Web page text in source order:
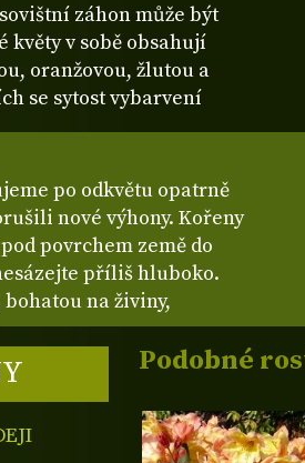
záhon může být
květy v sobě obsahují
oranžovou, žlutou a
se sytost vybarvení
po odkvětu opatrně
nové výhony. Kořeny
povrchem země do
příliš hluboko.
na živiny,
Podobné